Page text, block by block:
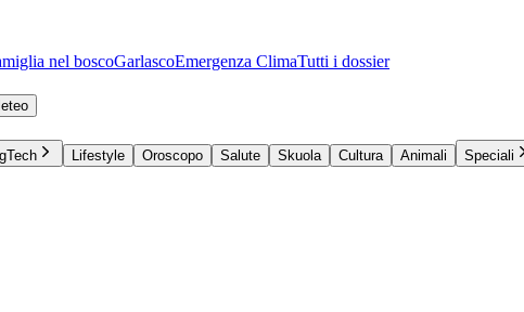
nel boscoGarlascoEmergenza ClimaTutti i dossier
Lifestyle Oroscopo Salute Skuola Cultura Animali
Speciali